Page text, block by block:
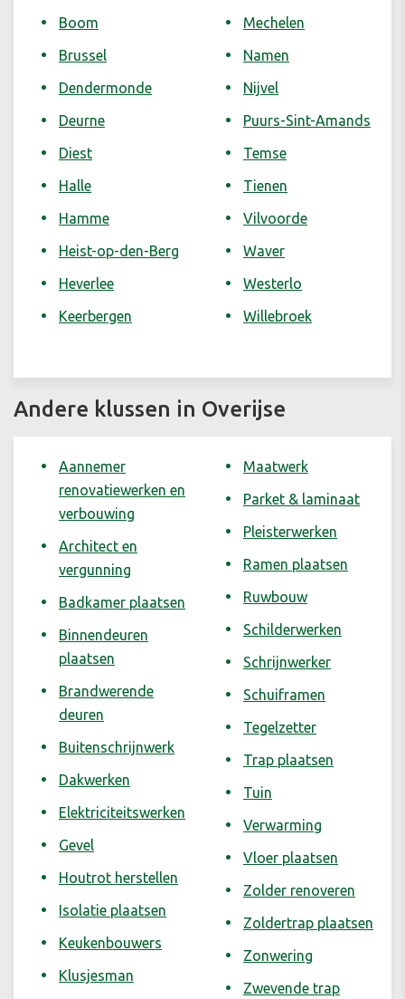
Boom
Brussel
Dendermonde
Deurne
Diest
Halle
Hamme
Heist-op-den-Berg
Heverlee
Keerbergen
Mechelen
Namen
Nijvel
Puurs-Sint-Amands
Temse
Tienen
Vilvoorde
Waver
Westerlo
Willebroek
Andere klussen in Overijse
Aannemer
renovatiewerken en
verbouwing
Architect en
vergunning
Badkamer plaatsen
Binnendeuren
plaatsen
Brandwerende
deuren
Buitenschrijnwerk
Dakwerken
Elektriciteitswerken
Gevel
Houtrot herstellen
Isolatie plaatsen
Keukenbouwers
Klusjesman
Maatwerk
Parket & laminaat
Pleisterwerken
Ramen plaatsen
Ruwbouw
Schilderwerken
Schrijnwerker
Schuiframen
Tegelzetter
Trap plaatsen
Tuin
Verwarming
Vloer plaatsen
Zolder renoveren
Zoldertrap plaatsen
Zonwering
Zwevende trap